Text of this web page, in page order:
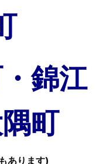
錦江
町
あります)